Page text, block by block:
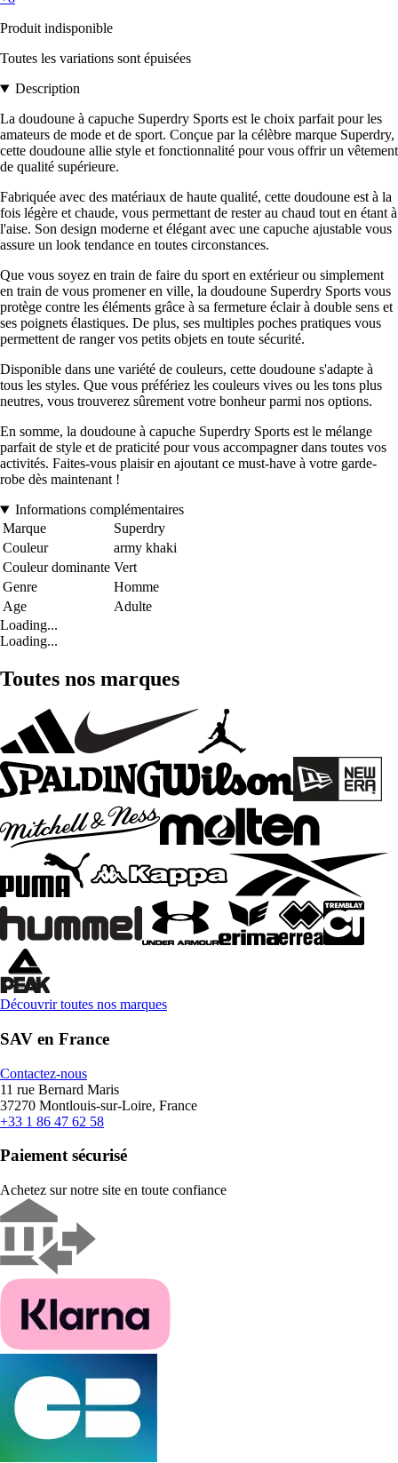
Produit indisponible
Toutes les variations sont épuisées
Description
La doudoune à capuche Superdry Sports est le choix parfait pour les
amateurs de mode et de sport. Conçue par la célèbre marque Superdry,
cette doudoune allie style et fonctionnalité pour vous offrir un vêtement
de qualité supérieure.
Fabriquée avec des matériaux de haute qualité, cette doudoune est à la
fois légère et chaude, vous permettant de rester au chaud tout en étant à
l'aise. Son design moderne et élégant avec une capuche ajustable vous
assure un look tendance en toutes circonstances.
Que vous soyez en train de faire du sport en extérieur ou simplement
en train de vous promener en ville, la doudoune Superdry Sports vous
protège contre les éléments grâce à sa fermeture éclair à double sens et
ses poignets élastiques. De plus, ses multiples poches pratiques vous
permettent de ranger vos petits objets en toute sécurité.
Disponible dans une variété de couleurs, cette doudoune s'adapte à
tous les styles. Que vous préfériez les couleurs vives ou les tons plus
neutres, vous trouverez sûrement votre bonheur parmi nos options.
En somme, la doudoune à capuche Superdry Sports est le mélange
parfait de style et de praticité pour vous accompagner dans toutes vos
activités. Faites-vous plaisir en ajoutant ce must-have à votre garde-
robe dès maintenant !
Informations complémentaires
Marque
Superdry
Couleur
army khaki
Couleur dominante Vert
Genre
Homme
Age
Adulte
Loading...
Loading...
Toutes nos marques
Découvrir toutes nos marques
SAV en France
Contactez-nous
11 rue Bernard Maris
37270 Montlouis-sur-Loire, France
+33 1 86 47 62 58
Paiement sécurisé
Achetez sur notre site en toute confiance